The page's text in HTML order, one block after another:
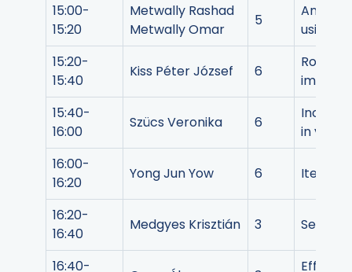
15:00-
15:20
Metwally Rashad
Metwally Omar
5
An
using
15:20-
15:40
Kiss Péter József 6
Robust
image
15:40-
16:00
Szücs Veronika 6
in
16:00-
16:20
Yong Jun Yow 6
16:20-
16:40
Medgyes Krisztián 3 Sensor
16:40-